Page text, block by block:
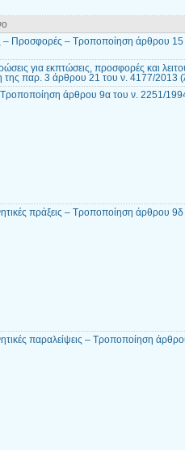
– Προσφορές – Τροποποίηση άρθρου
για εκπτώσεις, προσφορές και
της παρ. 3 άρθρου 21 του ν. 4177/
άρθρου 9α του ν. 2251/
πράξεις – Τροποποίηση άρθρου
παραλείψεις – Τροποποίηση